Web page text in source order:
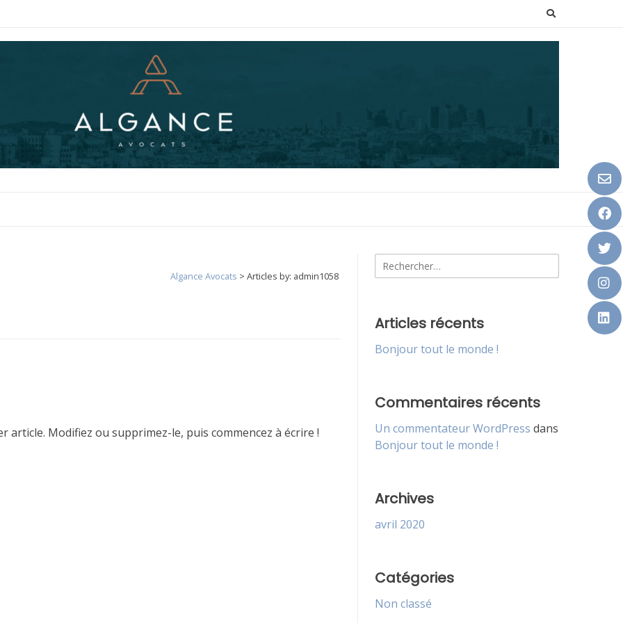
Algance Avocats > Articles by: admin1058
article. Modifiez ou supprimez-le, puis commencez à écrire !
Rechercher :
Articles récents
Bonjour tout le monde !
Commentaires récents
Un commentateur WordPress dans
Bonjour tout le monde !
Archives
avril 2020
Catégories
Non classé